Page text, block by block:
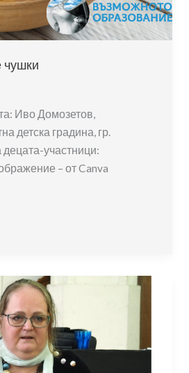
чушки
Иво Домозетов,
детска градина, гр.
участници:
– от Canva